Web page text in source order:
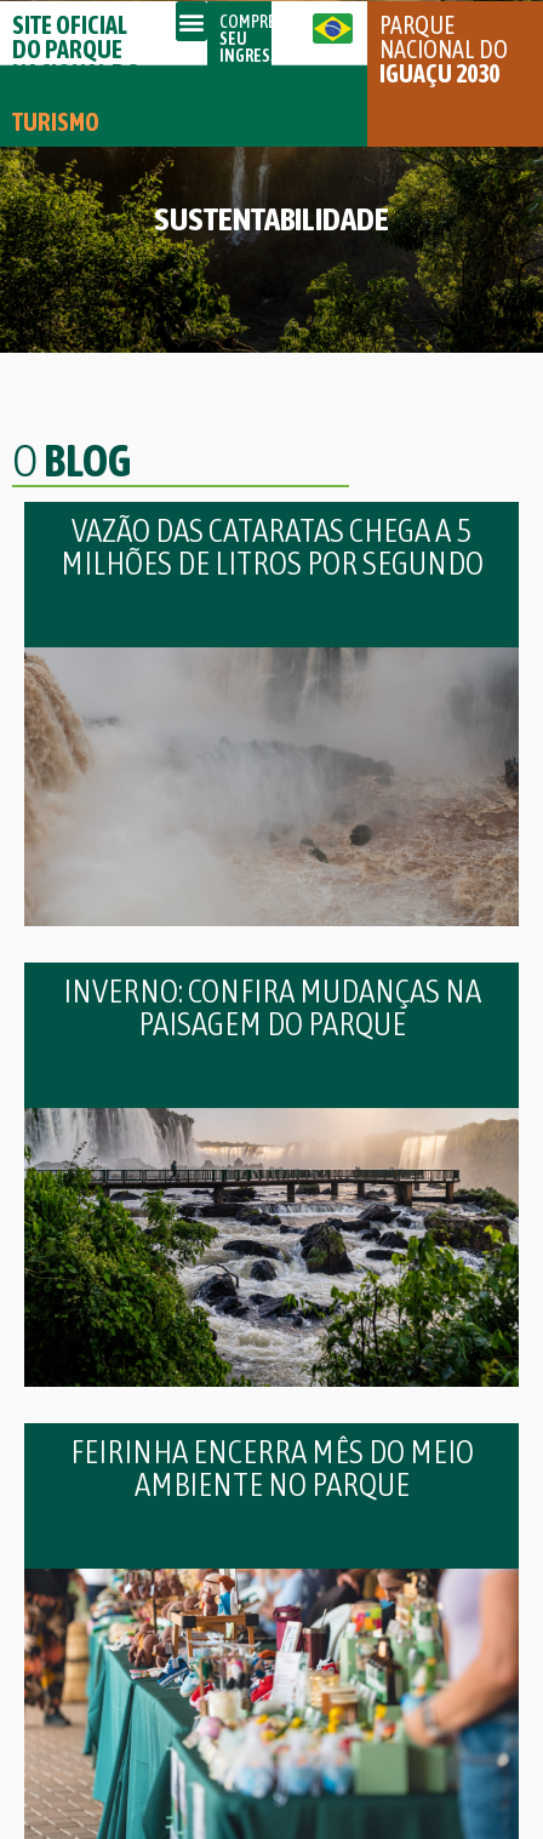
SITE OFICIAL
DO PARQUE
NACIONAL DO
TURISMO
COMPRE
SEU
INGRESSO
PARQUE
NACIONAL DO
IGUAÇU 2030
SUSTENTABILIDADE
OBLOG
VAZÃO DAS CATARATAS CHEGA A 5
MILHÕES DE LITROS POR SEGUNDO
INVERNO: CONFIRA MUDANÇAS NA
PAISAGEM DO PARQUE
FEIRINHA ENCERRA MÊS DO MEIO
AMBIENTE NO PARQUE